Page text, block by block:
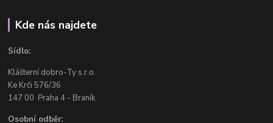
Kde nás najdete
Sídlo:
Klášterní dobro-Ty s.r.o.
Ke Krči 576/36
147 00 Praha 4 - Braník
Osobní odběr: